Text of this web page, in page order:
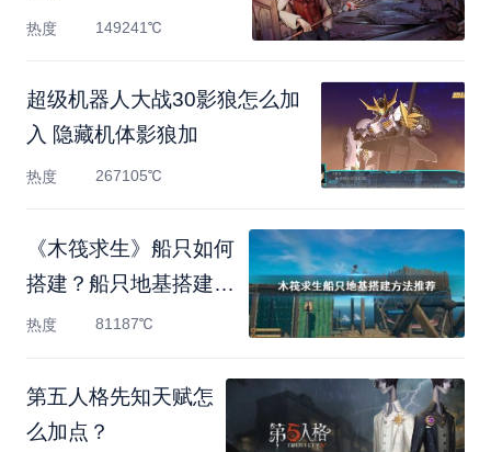
热度 149241℃
超级机器人大战30影狼怎么加
入 隐藏机体影狼加
热度 267105℃
《木筏求生》船只如何
搭建？船只地基搭建方
法
热度 81187℃
第五人格先知天赋怎
么加点？